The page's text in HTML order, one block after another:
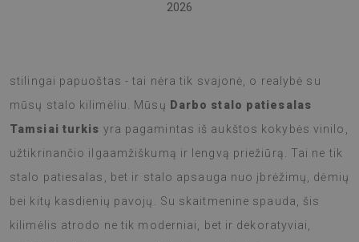
2026
stilingai papuoštas - tai nėra tik svajonė, o realybė su
mūsų stalo kilimėliu. Mūsų Darbo stalo patiesalas
Tamsiai turkis yra pagamintas iš aukštos kokybės vinilo,
užtikrinančio ilgaamžiškumą ir lengvą priežiūrą. Tai ne tik
stalo patiesalas, bet ir stalo apsauga nuo įbrėžimų, dėmių
bei kitų kasdienių pavojų. Su skaitmenine spauda, šis
kilimėlis atrodo ne tik moderniai, bet ir dekoratyviai,